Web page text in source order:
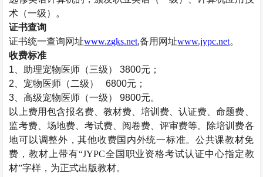
术（一级）。
证书查询
证书统一查询网址www.zgks.net,备用网址www.jypc.net。
收费标准
1、助理宠物医师（三级） 3800元；
2、宠物医师（二级） 6800元；
3、高级宠物医师（一级） 9800元。
以上费用包含报名费、教材费、培训费、认证费、命题费、
监考费、场地费、考试费、阅卷费、评审费等。除培训费各
地可以调整外，其他收费国内外统一标准。公共课教材免
费，教材上带有“JYPC全国职业资格考试认证中心指定教
材”字样，为正式出版教材。